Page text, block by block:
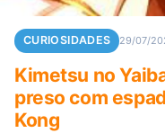
CURIOSIDADES 29/07/
Kimetsu no
preso com
Kong